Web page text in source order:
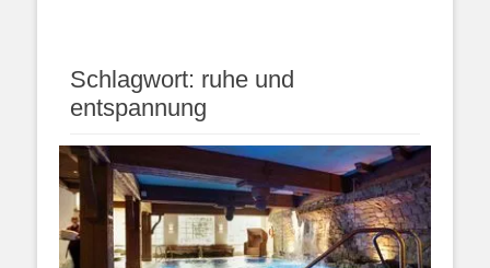
Schlagwort: ruhe und
entspannung